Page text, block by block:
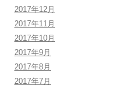
2017年12月
2017年11月
2017年10月
2017年9月
2017年8月
2017年7月